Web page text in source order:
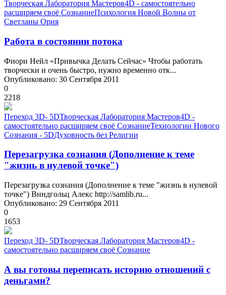
Творческая Лаборатория Мастеров4D - самостоятельно
расширяем своё СознаниеПсихология Новой Волны от
Светланы Ория
Работа в состоянии потока
Фиори Нейл «Привычка Делать Сейчас» Чтобы работать
творчески и очень быстро, нужно временно отк...
Опубликовано: 30 Сентября 2011
0
2218
Переход 3D- 5DТворческая Лаборатория Мастеров4D -
самостоятельно расширяем своё СознаниеТехнологии Нового
Сознания - 5DДуховность без Религии
Перезагрузка сознания (Дополнение к теме
"жизнь в нулевой точке")
Перезагрузка сознания (Дополнение к теме "жизнь в нулевой
точке") Виндгольц Алекс http://samlib.ru...
Опубликовано: 29 Сентября 2011
0
1653
Переход 3D- 5DТворческая Лаборатория Мастеров4D -
самостоятельно расширяем своё Сознание
А вы готовы переписать историю отношений с
деньгами?